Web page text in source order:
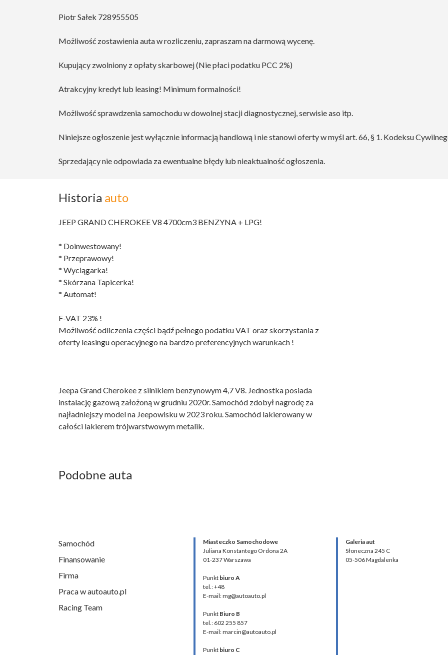
Piotr Sałek 728955505
Możliwość zostawienia auta w rozliczeniu, zapraszam na darmową wycenę.
Kupujący zwolniony z opłaty skarbowej (Nie płaci podatku PCC 2%)
Atrakcyjny kredyt lub leasing! Minimum formalności!
Możliwość sprawdzenia samochodu w dowolnej stacji diagnostycznej, serwisie aso itp.
Niniejsze ogłoszenie jest wyłącznie informacją handlową i nie stanowi oferty w myśl art. 66, § 1. Kodeksu
Sprzedający nie odpowiada za ewentualne błędy lub nieaktualność ogłoszenia.
Historia auto
JEEP GRAND CHEROKEE V8 4700cm3 BENZYNA + LPG!
* Doinwestowany!
* Przeprawowy!
* Wyciągarka!
* Skórzana Tapicerka!
* Automat!
F-VAT 23% !
Możliwość odliczenia części bądź pełnego podatku VAT oraz skorzystania z
oferty leasingu operacyjnego na bardzo preferencyjnych warunkach !
Jeepa Grand Cherokee z silnikiem benzynowym 4,7 V8. Jednostka posiada
instalację gazową założoną w grudniu 2020r. Samochód zdobył nagrodę za
najładniejszy model na Jeepowisku w 2023 roku. Samochód lakierowany w
całości lakierem trójwarstwowym metalik.
Podobne auta
Samochód
Finansowanie
Firma
Praca w autoauto.pl
Racing Team
Miasteczko Samochodowe
Juliana Konstantego Ordona 2A
01-237 Warszawa
Punkt biuro A
tel.: +48
E-mail: mg@autoauto.pl
Punkt Biuro B
tel.: 602 255 857
E-mail: marcin@autoauto.pl
Punkt biuro C
Galeria aut
Słoneczna 245 C
05-506 Magdalenka